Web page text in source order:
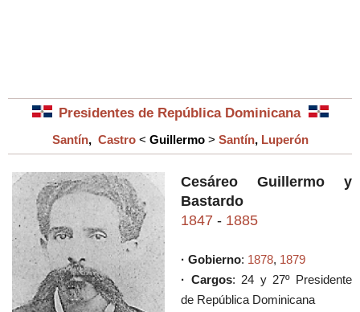
Presidentes de República Dominicana
Santín, Castro < Guillermo > Santín, Luperón
Cesáreo Guillermo y
Bastardo
1847 - 1885
· Gobierno: 1878, 1879
· Cargos: 24 y 27º Presidente
de República Dominicana